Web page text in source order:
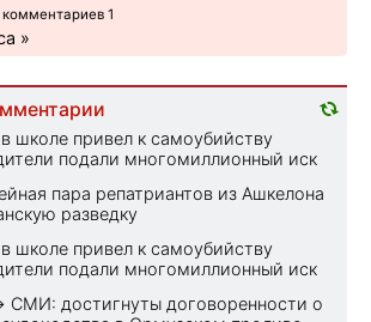
комментариев 1
»
школе привел к самоубийству
подали многомиллионный иск
пара репатриантов из Ашкелона
разведку
школе привел к самоубийству
подали многомиллионный иск
СМИ: достигнуты договоренности о